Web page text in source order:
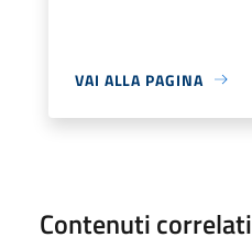
VAI ALLA PAGINA
Contenuti correlati